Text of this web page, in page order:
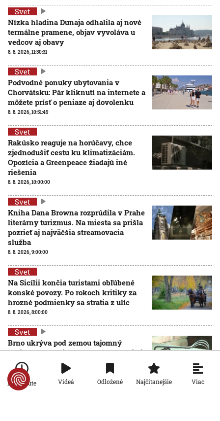
Svet
Nízka hladina Dunaja odhalila aj nové
termálne pramene, objav vyvoláva u
vedcov aj obavy
8. 8. 2026, 11:30:31
Svet
Podvodné ponuky ubytovania v
Chorvátsku: Pár kliknutí na internete a
môžete prísť o peniaze aj dovolenku
8. 8. 2026, 10:51:49
Svet
Rakúsko reaguje na horúčavy, chce
zjednodušiť cestu ku klimatizáciám.
Opozícia a Greenpeace žiadajú iné
riešenia
8. 8. 2026, 10:00:00
Svet
Kniha Dana Browna rozprúdila v Prahe
literárny turizmus. Na miesta sa prišla
pozrieť aj najväčšia streamovacia
služba
8. 8. 2026, 9:00:00
Svet
Na Sicílii končia turistami obľúbené
konské povozy. Po rokoch kritiky za
hrozné podmienky sa stratia z ulíc
8. 8. 2026, 8:00:00
Svet
Brno ukrýva pod zemou tajomný
zážitkový labyrint. My sme sa doň išli
pozrieť s kamerou
8. 8. 2026, 7:00:00
Po minúte Videá Odložené Najčítanejšie Viac